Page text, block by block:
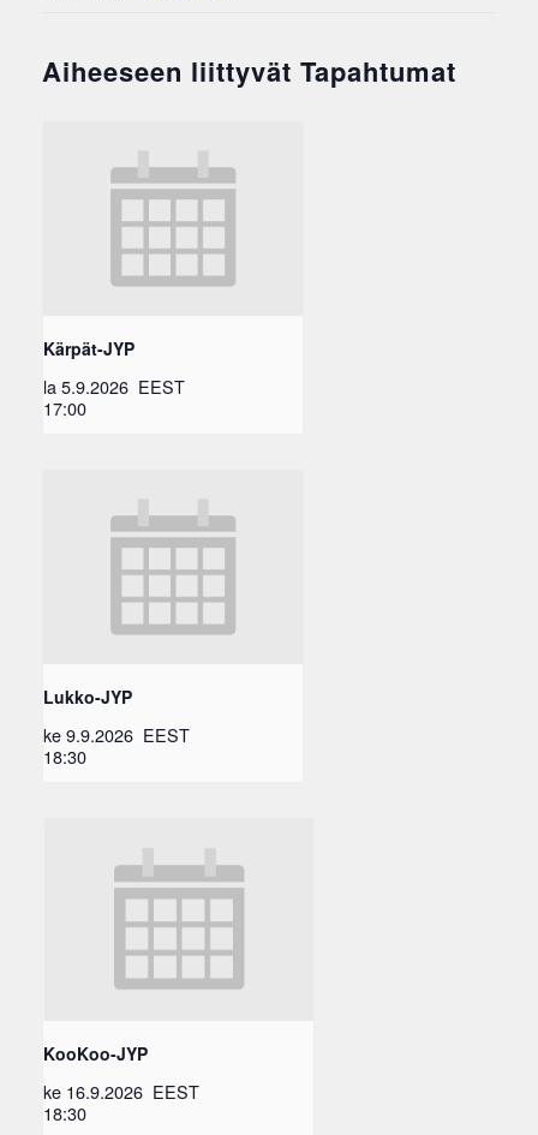
Aiheeseen liittyvät Tapahtumat
Kärpät-JYP
la 5.9.2026
17:00
EEST
Lukko-JYP
ke 9.9.2026
18:30
EEST
KooKoo-JYP
ke 16.9.2026
18:30
EEST